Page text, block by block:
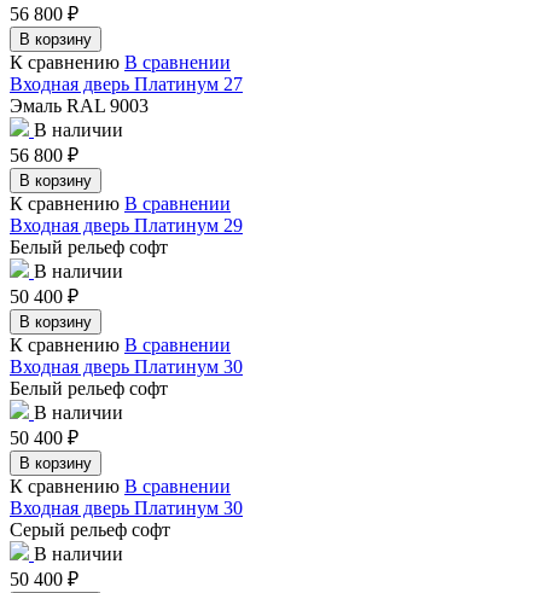
56 800 ₽
В корзину
К сравнению В сравнении
Входная дверь Платинум 27
Эмаль RAL 9003
В наличии
56 800 ₽
В корзину
К сравнению В сравнении
Входная дверь Платинум 29
Белый рельеф софт
В наличии
50 400 ₽
В корзину
К сравнению В сравнении
Входная дверь Платинум 30
Белый рельеф софт
В наличии
50 400 ₽
В корзину
К сравнению В сравнении
Входная дверь Платинум 30
Серый рельеф софт
В наличии
50 400 ₽